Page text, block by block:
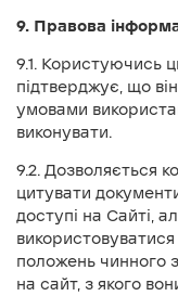
9. Правова
9.1. Користуючись
підтверджує, що
умовами
виконувати.
9.2. Дозволяється
цитувати
доступі на Сайті,
положень чинного
на сайт, з якого